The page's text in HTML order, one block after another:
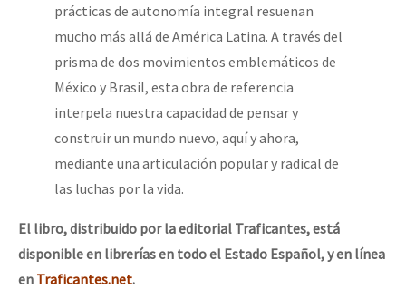
prácticas de autonomía integral resuenan
mucho más allá de América Latina. A través del
prisma de dos movimientos emblemáticos de
México y Brasil, esta obra de referencia
interpela nuestra capacidad de pensar y
construir un mundo nuevo, aquí y ahora,
mediante una articulación popular y radical de
las luchas por la vida.
El libro, distribuido por la editorial Traficantes, está
disponible en librerías en todo el Estado Español, y en línea
en Traficantes.net.